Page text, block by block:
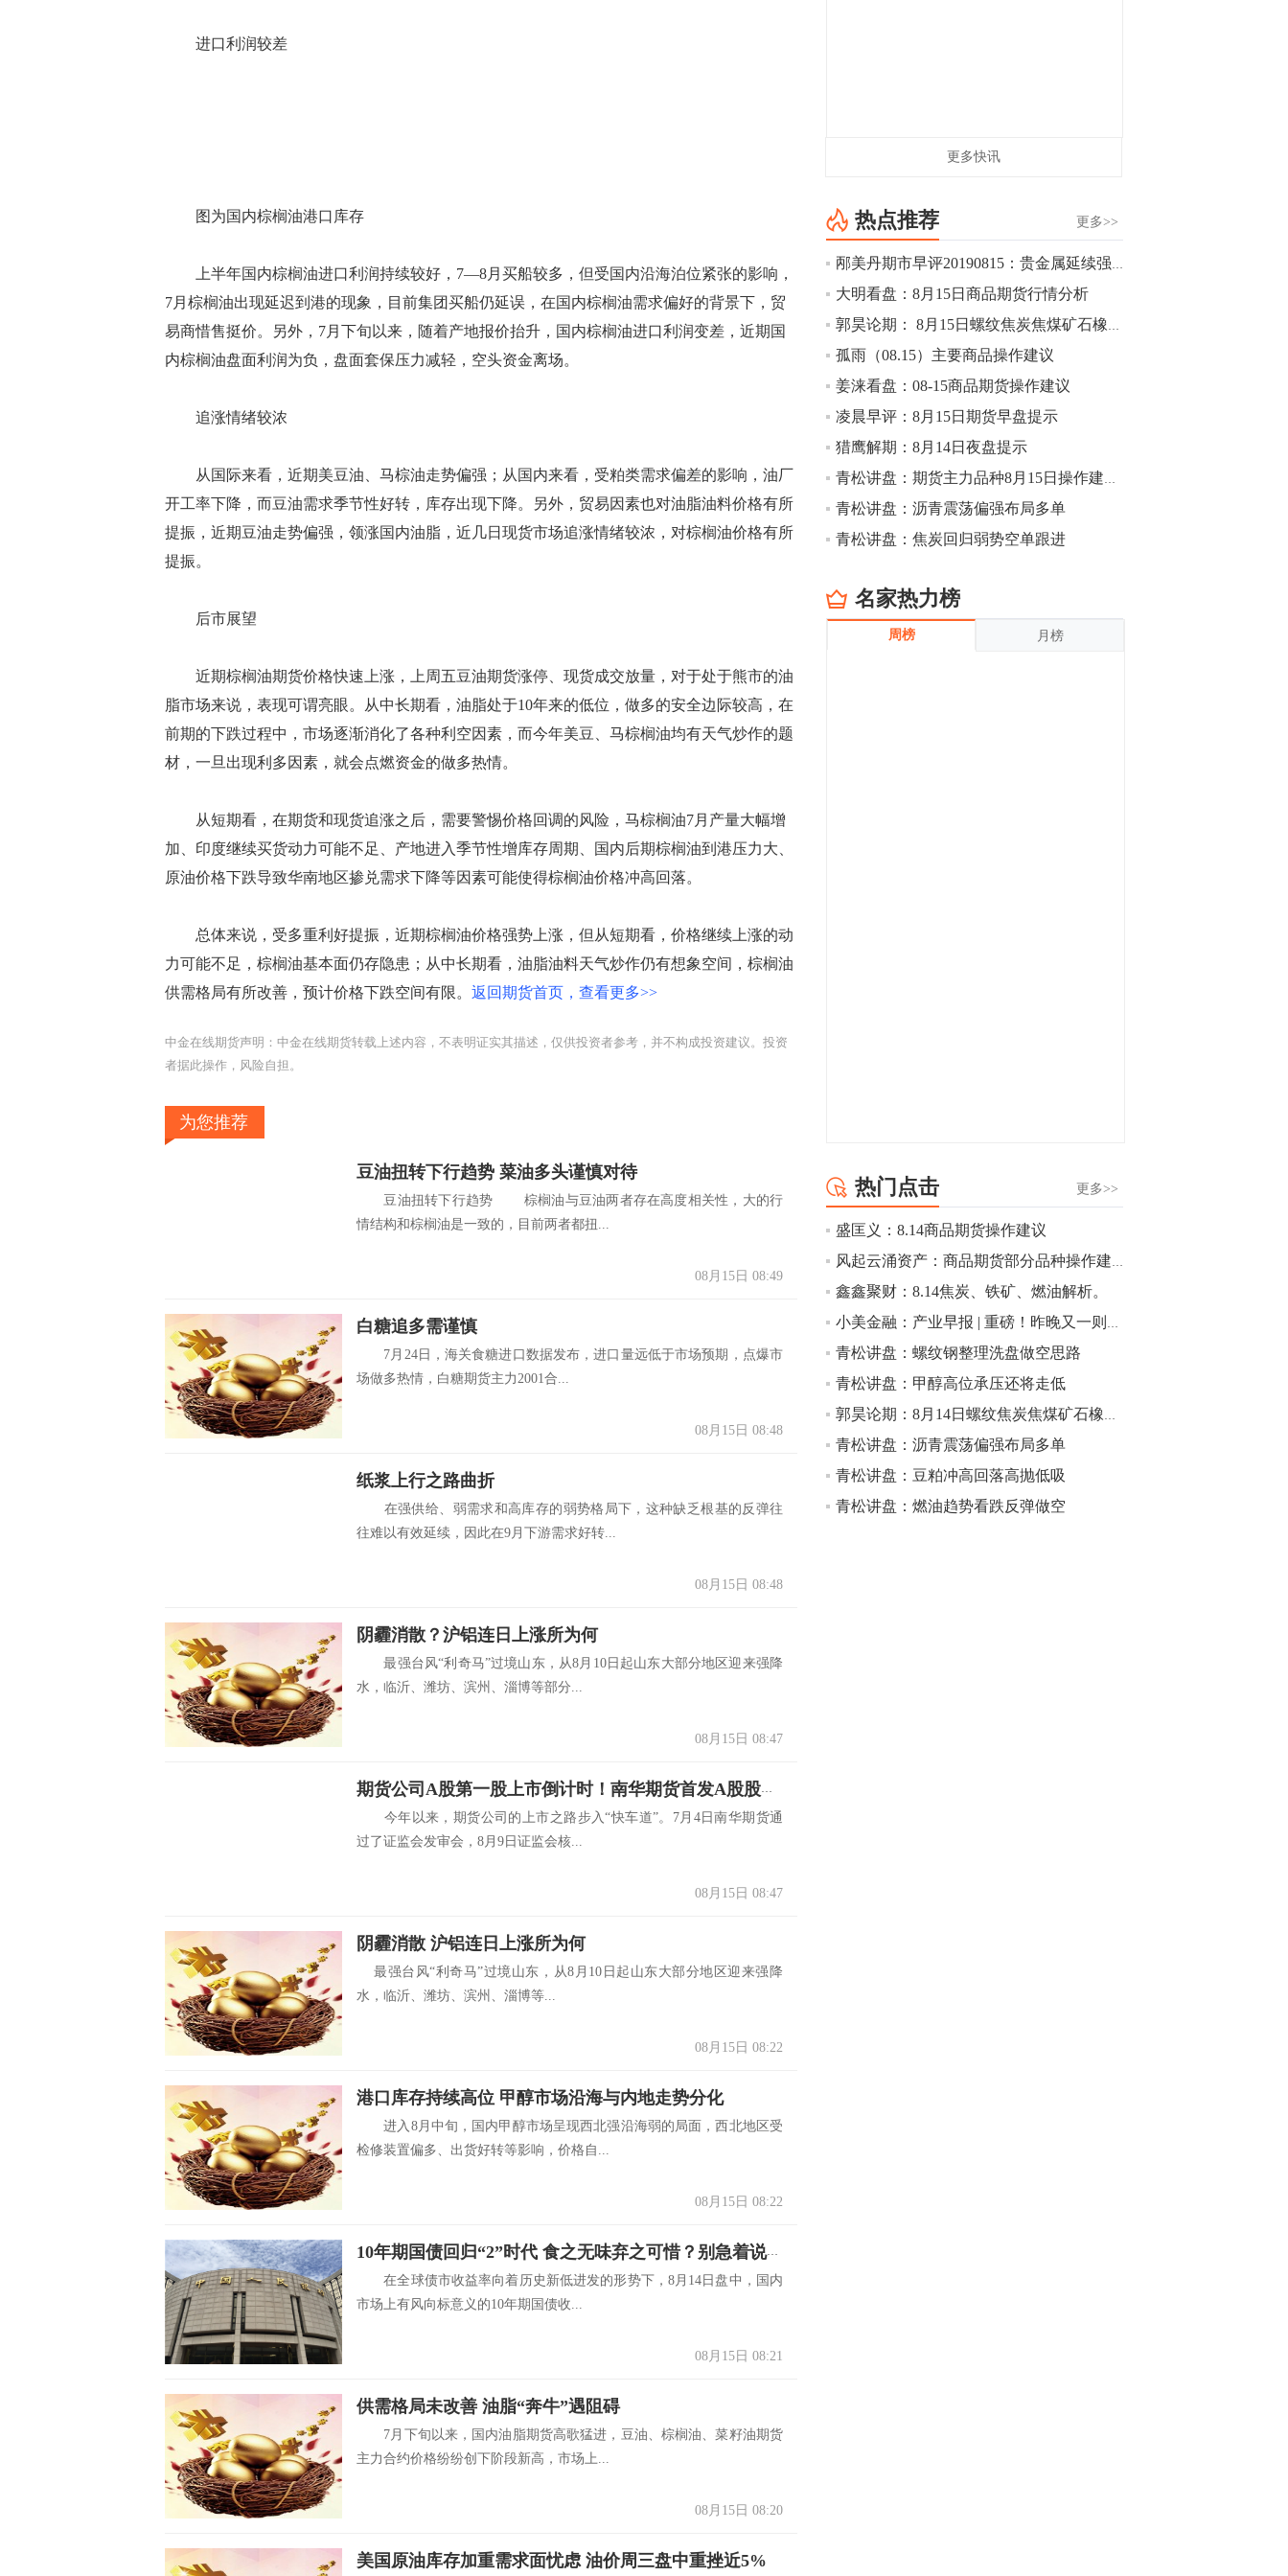
进口利润较差
图为国内棕榈油港口库存
上半年国内棕榈油进口利润持续较好，7—8月买船较多，但受国内沿海泊位紧张的影响，
7月棕榈油出现延迟到港的现象，目前集团买船仍延误，在国内棕榈油需求偏好的背景下，贸
易商惜售挺价。另外，7月下旬以来，随着产地报价抬升，国内棕榈油进口利润变差，近期国
内棕榈油盘面利润为负，盘面套保压力减轻，空头资金离场。
追涨情绪较浓
从国际来看，近期美豆油、马棕油走势偏强；从国内来看，受粕类需求偏差的影响，油厂
开工率下降，而豆油需求季节性好转，库存出现下降。另外，贸易因素也对油脂油料价格有所
提振，近期豆油走势偏强，领涨国内油脂，近几日现货市场追涨情绪较浓，对棕榈油价格有所
提振。
后市展望
近期棕榈油期货价格快速上涨，上周五豆油期货涨停、现货成交放量，对于处于熊市的油
脂市场来说，表现可谓亮眼。从中长期看，油脂处于10年来的低位，做多的安全边际较高，在
前期的下跌过程中，市场逐渐消化了各种利空因素，而今年美豆、马棕榈油均有天气炒作的题
材，一旦出现利多因素，就会点燃资金的做多热情。
从短期看，在期货和现货追涨之后，需要警惕价格回调的风险，马棕榈油7月产量大幅增
加、印度继续买货动力可能不足、产地进入季节性增库存周期、国内后期棕榈油到港压力大、
原油价格下跌导致华南地区掺兑需求下降等因素可能使得棕榈油价格冲高回落。
总体来说，受多重利好提振，近期棕榈油价格强势上涨，但从短期看，价格继续上涨的动
力可能不足，棕榈油基本面仍存隐患；从中长期看，油脂油料天气炒作仍有想象空间，棕榈油
供需格局有所改善，预计价格下跌空间有限。 返回期货首页，查看更多>>
中金在线期货声明：中金在线期货转载上述内容，不表明证实其描述，仅供投资者参考，并不构成投资建议。投资
者据此操作，风险自担。
为您推荐
豆油扭转下行趋势 菜油多头谨慎对待
豆油扭转下行趋势 棕榈油与豆油两者存在高度相关性，大的行
情结构和棕榈油是一致的，目前两者都扭...
08月15日 08:49
白糖追多需谨慎
7月24日，海关食糖进口数据发布，进口量远低于市场预期，点爆市
场做多热情，白糖期货主力2001合...
08月15日 08:48
纸浆上行之路曲折
在强供给、弱需求和高库存的弱势格局下，这种缺乏根基的反弹往
往难以有效延续，因此在9月下游需求好转...
08月15日 08:48
阴霾消散？沪铝连日上涨所为何
最强台风“利奇马”过境山东，从8月10日起山东大部分地区迎来强降
水，临沂、潍坊、滨州、淄博等部分...
08月15日 08:47
期货公司A股第一股上市倒计时！南华期货首发A股股票本月21日申购
今年以来，期货公司的上市之路步入“快车道”。7月4日南华期货通
过了证监会发审会，8月9日证监会核...
08月15日 08:47
阴霾消散 沪铝连日上涨所为何
最强台风“利奇马”过境山东，从8月10日起山东大部分地区迎来强降
水，临沂、潍坊、滨州、淄博等...
08月15日 08:22
港口库存持续高位 甲醇市场沿海与内地走势分化
进入8月中旬，国内甲醇市场呈现西北强沿海弱的局面，西北地区受
检修装置偏多、出货好转等影响，价格自...
08月15日 08:22
10年期国债回归“2”时代 食之无味弃之可惜？别急着说再见！
在全球债市收益率向着历史新低进发的形势下，8月14日盘中，国内
市场上有风向标意义的10年期国债收...
08月15日 08:21
供需格局未改善 油脂“奔牛”遇阻碍
7月下旬以来，国内油脂期货高歌猛进，豆油、棕榈油、菜籽油期货
主力合约价格纷纷创下阶段新高，市场上...
08月15日 08:20
美国原油库存加重需求面忧虑 油价周三盘中重挫近5%
更多快讯
更多>>
热点推荐
邴美丹期市早评20190815：贵金属延续强势
大明看盘：8月15日商品期货行情分析
郭昊论期： 8月15日螺纹焦炭焦煤矿石橡胶操作盘前观点
孤雨（08.15）主要商品操作建议
姜涞看盘：08-15商品期货操作建议
凌晨早评：8月15日期货早盘提示
猎鹰解期：8月14日夜盘提示
青松讲盘：期货主力品种8月15日操作建议【酝酿大机会】
青松讲盘：沥青震荡偏强布局多单
青松讲盘：焦炭回归弱势空单跟进
名家热力榜
周榜 月榜
更多>>
热门点击
盛匡义：8.14商品期货操作建议
风起云涌资产：商品期货部分品种操作建议（焦煤，棕榈油，PTA，白糖）
鑫鑫聚财：8.14焦炭、铁矿、燃油解析。
小美金融：产业早报 | 重磅！昨晚又一则消息 今日期市如何反应
青松讲盘：螺纹钢整理洗盘做空思路
青松讲盘：甲醇高位承压还将走低
郭昊论期：8月14日螺纹焦炭焦煤矿石橡胶操作盘前观点
青松讲盘：沥青震荡偏强布局多单
青松讲盘：豆粕冲高回落高抛低吸
青松讲盘：燃油趋势看跌反弹做空